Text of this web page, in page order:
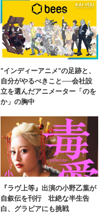
“インディーアニメ“の足跡と、
自分がやるべきこと──会社設
立を選んだアニメーター「のを
か」の胸中
『ラヴ上等』出演の小野乙葉が
自叙伝を刊行 壮絶な半生告
白、グラビアにも挑戦